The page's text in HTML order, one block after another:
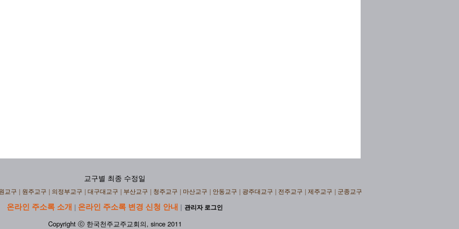
교구별 최종 수정일
교구 원주교구 의정부교구 대구대교구 부산교구 청주교구 마산교구 안동교구 광주대교구 전주교구 제주교구 군종교구
온라인 주소록 소개 | 온라인 주소록 변경 신청 안내 | 관리자 로그인
Copyright ⓒ 한국천주교주교회의, since 2011